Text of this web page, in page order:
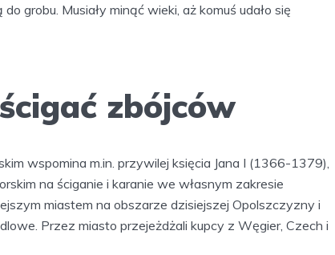
grobu. Musiały minąć wieki, aż komuś udało się
zbójców
wspomina m.in. przywilej księcia Jana I (1366-1379),
na ściganie i karanie we własnym zakresie
miastem na obszarze dzisiejszej Opolszczyzny i
Przez miasto przejeżdżali kupcy z Węgier, Czech i